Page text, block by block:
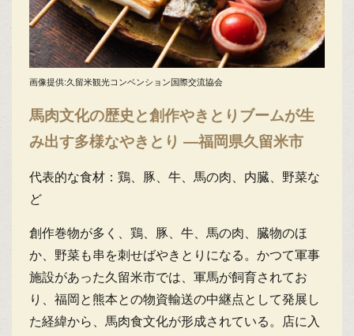
画像提供:久留米観光コンベンション国際交流協会
馬肉文化の歴史と創作やきとりブームが生
み出す多様なやきとり ―福岡県久留米市
代表的な食材：鶏、豚、牛、馬の肉、内臓、野菜な
ど
創作巻物が多く、鶏、豚、牛、馬の肉、臓物のほ
か、野菜も串を刺せばやきとりになる。かつて軍事
施設があった久留米市では、軍馬が飼育されてお
り、福岡と熊本との物資輸送の中継点として発展し
た経緯から、馬肉食文化が形成されている。店に入